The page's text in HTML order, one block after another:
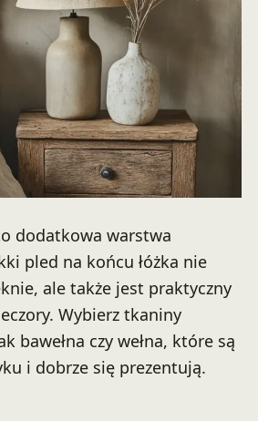
dodatkowa warstwa
pled na końcu łóżka nie
ale także jest praktyczny
Wybierz tkaniny
bawełna czy wełna, które są
i dobrze się prezentują.